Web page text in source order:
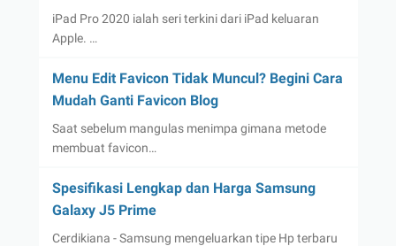
iPad Pro 2020 ialah seri terkini dari iPad keluaran
Apple. …
Menu Edit Favicon Tidak Muncul? Begini Cara
Mudah Ganti Favicon Blog
Saat sebelum mangulas menimpa gimana metode
membuat favicon…
Spesifikasi Lengkap dan Harga Samsung
Galaxy J5 Prime
Cerdikiana - Samsung mengeluarkan tipe Hp terbaru